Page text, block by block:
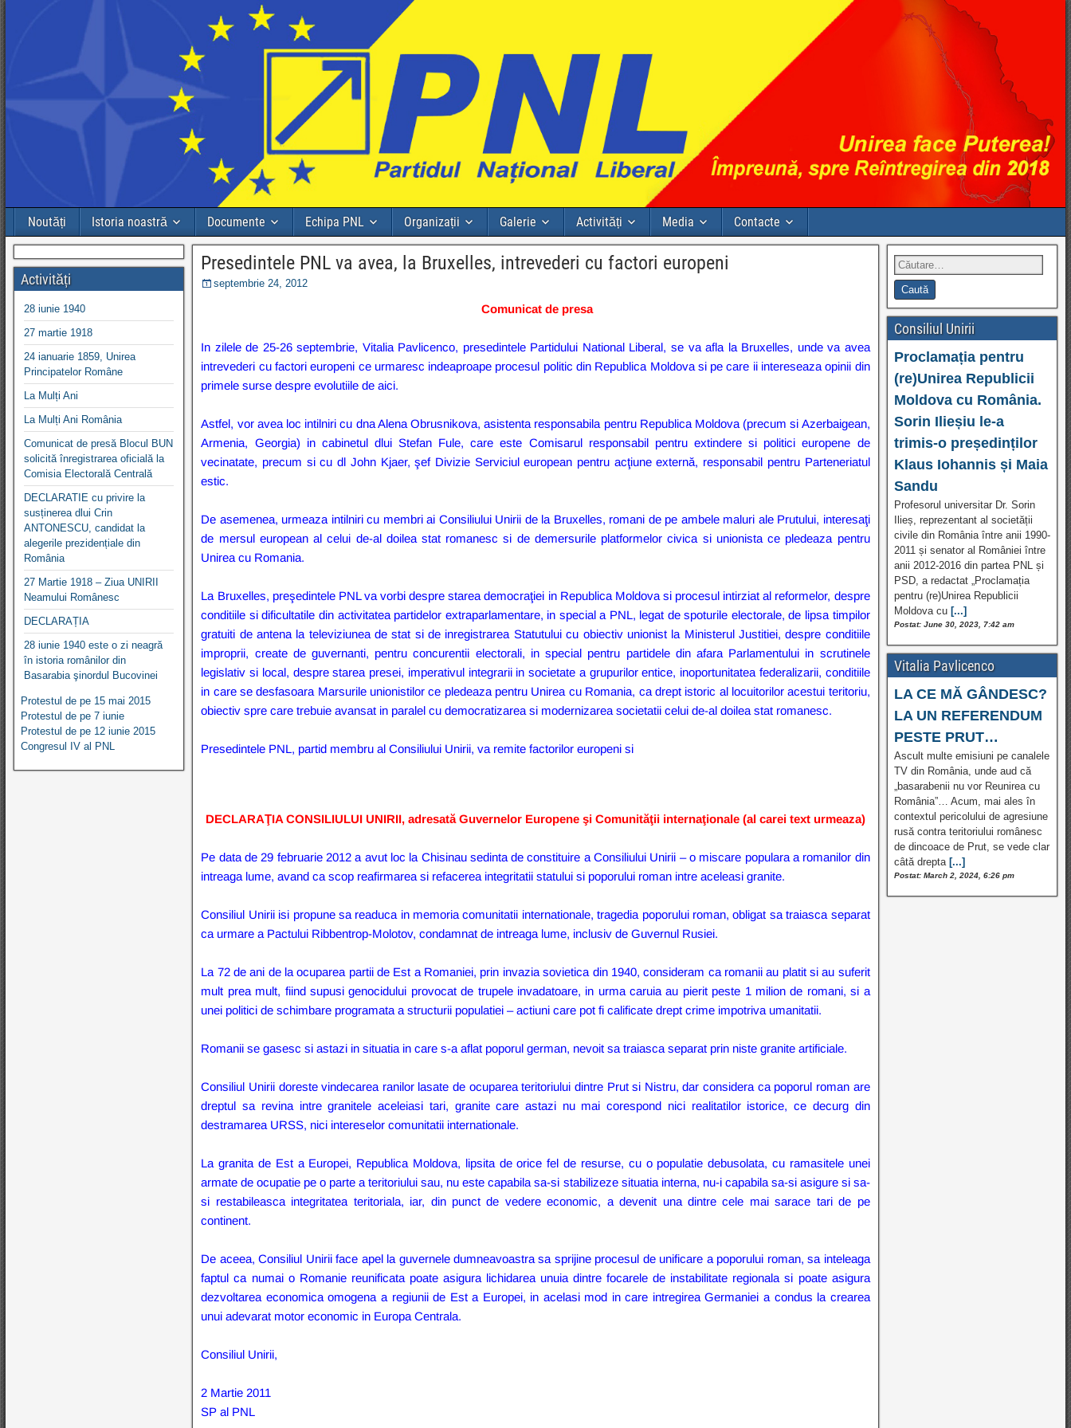
Noutăți Istoria noastră Documente Echipa PNL Organizații Galerie Activități Media Contacte
Presedintele PNL va avea, la Bruxelles, intrevederi cu factori europeni
septembrie 24, 2012
Comunicat de presa
In zilele de 25-26 septembrie, Vitalia Pavlicenco, presedintele Partidului National Liberal, se va afla la Bruxelles, unde va avea
intrevederi cu factori europeni ce urmaresc indeaproape procesul politic din Republica Moldova si pe care ii intereseaza opinii din
primele surse despre evolutiile de aici.
Astfel, vor avea loc intilniri cu dna Alena Obrusnikova, asistenta responsabila pentru Republica Moldova (precum si Azerbaigean,
Armenia, Georgia) in cabinetul dlui Stefan Fule, care este Comisarul responsabil pentru extindere si politici europene de
vecinatate, precum si cu dl John Kjaer, şef Divizie Serviciul european pentru acţiune externă, responsabil pentru Parteneriatul
estic.
De asemenea, urmeaza intilniri cu membri ai Consiliului Unirii de la Bruxelles, romani de pe ambele maluri ale Prutului, interesaţi
de mersul european al celui de-al doilea stat romanesc si de demersurile platformelor civica si unionista ce pledeaza pentru
Unirea cu Romania.
La Bruxelles, preşedintele PNL va vorbi despre starea democraţiei in Republica Moldova si procesul intirziat al reformelor, despre
conditiile si dificultatile din activitatea partidelor extraparlamentare, in special a PNL, legat de spoturile electorale, de lipsa timpilor
gratuiti de antena la televiziunea de stat si de inregistrarea Statutului cu obiectiv unionist la Ministerul Justitiei, despre conditiile
improprii, create de guvernanti, pentru concurentii electorali, in special pentru partidele din afara Parlamentului in scrutinele
legislativ si local, despre starea presei, imperativul integrarii in societate a grupurilor entice, inoportunitatea federalizarii, conditiile
in care se desfasoara Marsurile unionistilor ce pledeaza pentru Unirea cu Romania, ca drept istoric al locuitorilor acestui teritoriu,
obiectiv spre care trebuie avansat in paralel cu democratizarea si modernizarea societatii celui de-al doilea stat romanesc.
Presedintele PNL, partid membru al Consiliului Unirii, va remite factorilor europeni si
DECLARAŢIA CONSILIULUI UNIRII, adresată Guvernelor Europene şi Comunităţii internaţionale (al carei text urmeaza)
Pe data de 29 februarie 2012 a avut loc la Chisinau sedinta de constituire a Consiliului Unirii – o miscare populara a romanilor din
intreaga lume, avand ca scop reafirmarea si refacerea integritatii statului si poporului roman intre aceleasi granite.
Consiliul Unirii isi propune sa readuca in memoria comunitatii internationale, tragedia poporului roman, obligat sa traiasca separat
ca urmare a Pactului Ribbentrop-Molotov, condamnat de intreaga lume, inclusiv de Guvernul Rusiei.
La 72 de ani de la ocuparea partii de Est a Romaniei, prin invazia sovietica din 1940, consideram ca romanii au platit si au suferit
mult prea mult, fiind supusi genocidului provocat de trupele invadatoare, in urma caruia au pierit peste 1 milion de romani, si a
unei politici de schimbare programata a structurii populatiei – actiuni care pot fi calificate drept crime impotriva umanitatii.
Romanii se gasesc si astazi in situatia in care s-a aflat poporul german, nevoit sa traiasca separat prin niste granite artificiale.
Consiliul Unirii doreste vindecarea ranilor lasate de ocuparea teritoriului dintre Prut si Nistru, dar considera ca poporul roman are
dreptul sa revina intre granitele aceleiasi tari, granite care astazi nu mai corespond nici realitatilor istorice, ce decurg din
destramarea URSS, nici intereselor comunitatii internationale.
La granita de Est a Europei, Republica Moldova, lipsita de orice fel de resurse, cu o populatie debusolata, cu ramasitele unei
armate de ocupatie pe o parte a teritoriului sau, nu este capabila sa-si stabilizeze situatia interna, nu-i capabila sa-si asigure si sa-
si restabileasca integritatea teritoriala, iar, din punct de vedere economic, a devenit una dintre cele mai sarace tari de pe
continent.
De aceea, Consiliul Unirii face apel la guvernele dumneavoastra sa sprijine procesul de unificare a poporului roman, sa inteleaga
faptul ca numai o Romanie reunificata poate asigura lichidarea unuia dintre focarele de instabilitate regionala si poate asigura
dezvoltarea economica omogena a regiunii de Est a Europei, in acelasi mod in care intregirea Germaniei a condus la crearea
unui adevarat motor economic in Europa Centrala.
Consiliul Unirii,
2 Martie 2011
SP al PNL
Activități
28 iunie 1940
27 martie 1918
24 ianuarie 1859, Unirea
Principatelor Române
La Mulți Ani
La Mulți Ani România
Comunicat de presă Blocul BUN
solicită înregistrarea oficială la
Comisia Electorală Centrală
DECLARATIE cu privire la
susținerea dlui Crin
ANTONESCU, candidat la
alegerile prezidențiale din
România
27 Martie 1918 – Ziua UNIRII
Neamului Românesc
DECLARAȚIA
28 iunie 1940 este o zi neagră
în istoria românilor din
Basarabia şinordul Bucovinei
Protestul de pe 15 mai 2015
Protestul de pe 7 iunie
Protestul de pe 12 iunie 2015
Congresul IV al PNL
Consiliul Unirii
Proclamația pentru
(re)Unirea Republicii
Moldova cu România.
Sorin Ilieșiu le-a
trimis-o președinților
Klaus Iohannis și Maia
Sandu
Profesorul universitar Dr. Sorin
Ilieș, reprezentant al societății
civile din România între anii 1990-
2011 și senator al României între
anii 2012-2016 din partea PNL și
PSD, a redactat „Proclamația
pentru (re)Unirea Republicii
Moldova cu [...]
Postat: June 30, 2023, 7:42 am
Vitalia Pavlicenco
LA CE MĂ GÂNDESC?
LA UN REFERENDUM
PESTE PRUT…
Ascult multe emisiuni pe canalele
TV din România, unde aud că
„basarabenii nu vor Reunirea cu
România”… Acum, mai ales în
contextul pericolului de agresiune
rusă contra teritoriului românesc
de dincoace de Prut, se vede clar
câtă drepta[...]
Postat: March 2, 2024, 6:26 pm